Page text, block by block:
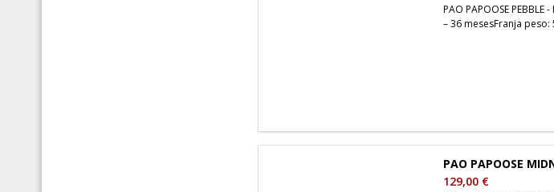
PAO PAPOOSE
– 36 mesesFranja peso:
PAO PAPOOSE
129,00 €